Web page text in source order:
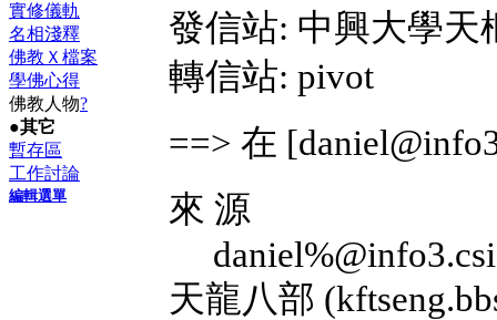
實修儀軌
名相淺釋
佛教Ｘ檔案
學佛心得
佛教人物?
●其它
暫存區
工作討論
編輯選單
發信站: 中興大學天
轉信站: pivot
==> 在
來 源
天龍八部